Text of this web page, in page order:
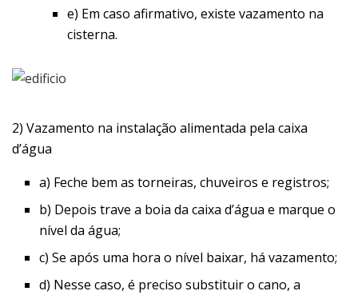
e) Em caso afirmativo, existe vazamento na
cisterna.
2) Vazamento na instalação alimentada pela caixa
d’água
a) Feche bem as torneiras, chuveiros e registros;
b) Depois trave a boia da caixa d’água e marque o
nível da água;
c) Se após uma hora o nível baixar, há vazamento;
d) Nesse caso, é preciso substituir o cano, a